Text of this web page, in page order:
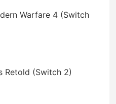
Warfare 4 (Switch
Retold (Switch 2)